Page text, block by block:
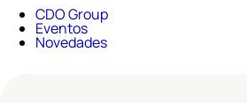
CDO Group
Eventos
Novedades